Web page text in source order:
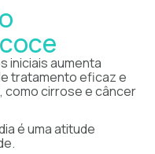
iniciais aumenta
tratamento eficaz e
como cirrose e câncer
é uma atitude